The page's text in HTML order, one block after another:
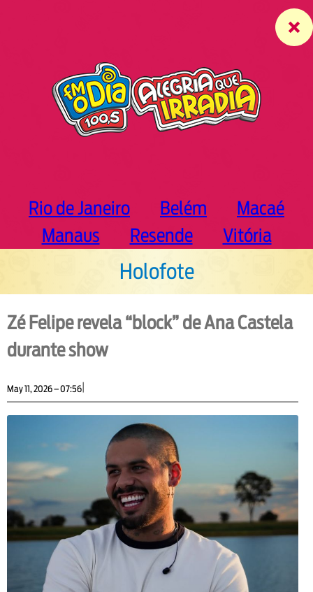
Rio de Janeiro Belém
Macaé
Manaus
Resende Vitória
Holofote
Zé Felipe revela “block” de Ana Castela
durante show
May 11, 2026 – 07:56|